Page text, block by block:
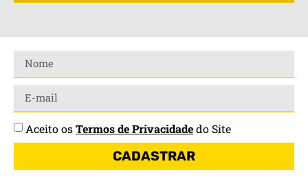
Aceito osTermos de Privacidadedo Site
CADASTRAR